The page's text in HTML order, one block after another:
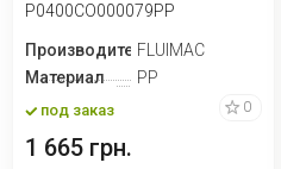
P0400CO000079PP
ПроизводительFLUIMAC
Материал
PP
под заказ 0
1 665 грн.